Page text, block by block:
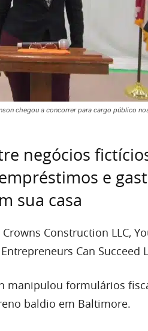
chegou a concorrer para cargo público
negócios
e
sua casa
Construction LLC,
Can Succeed
manipulou formulários
baldio em Baltimore.